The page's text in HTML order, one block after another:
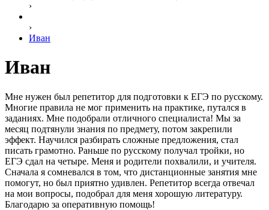
›
›
Иван
Иван
Мне нужен был репетитор для подготовки к ЕГЭ по русскому.
Многие правила не мог применить на практике, путался в
заданиях. Мне подобрали отличного специалиста! Мы за
месяц подтянули знания по предмету, потом закрепили
эффект. Научился разбирать сложные предложения, стал
писать грамотно. Раньше по русскому получал тройки, но
ЕГЭ сдал на четыре. Меня и родители похвалили, и учителя.
Сначала я сомневался в том, что дистанционные занятия мне
помогут, но был приятно удивлен. Репетитор всегда отвечал
на мои вопросы, подобрал для меня хорошую литературу.
Благодарю за оперативную помощь!